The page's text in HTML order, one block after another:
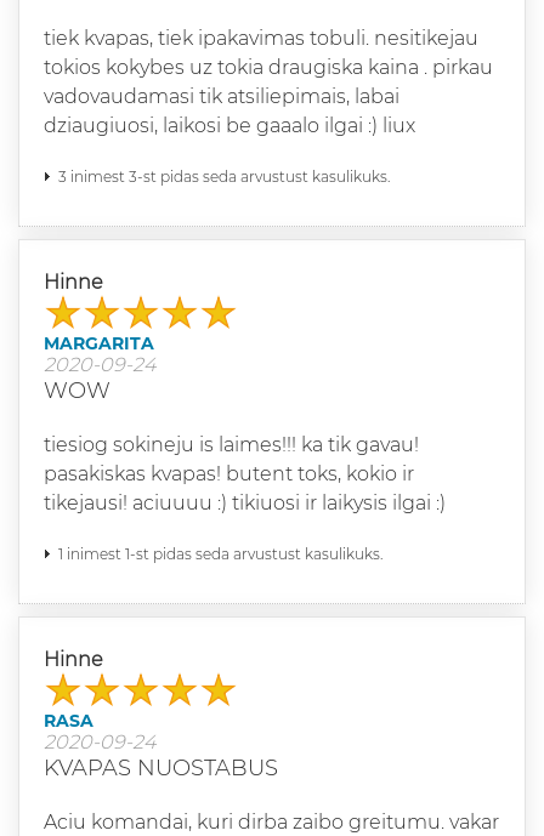
tiek kvapas, tiek ipakavimas tobuli. nesitikejau
tokios kokybes uz tokia draugiska kaina . pirkau
vadovaudamasi tik atsiliepimais, labai
dziaugiuosi, laikosi be gaaalo ilgai :) liux
3 inimest 3-st pidas seda arvustust kasulikuks.
Hinne
MARGARITA
2020-09-24
WOW
tiesiog sokineju is laimes!!! ka tik gavau!
pasakiskas kvapas! butent toks, kokio ir
tikejausi! aciuuuu :) tikiuosi ir laikysis ilgai :)
1 inimest 1-st pidas seda arvustust kasulikuks.
Hinne
RASA
2020-09-24
KVAPAS NUOSTABUS
Aciu komandai, kuri dirba zaibo greitumu. vakar